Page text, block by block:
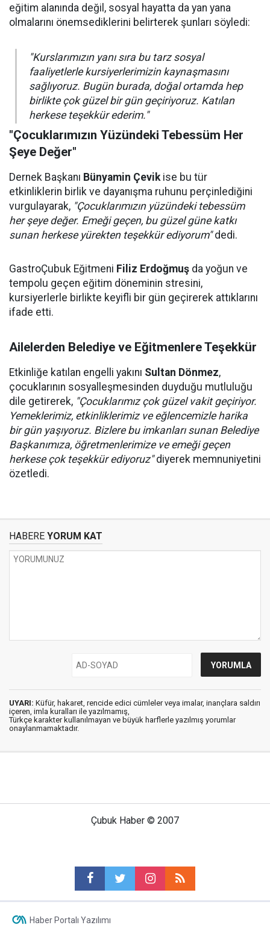
eğitim alanında değil, sosyal hayatta da yan yana
olmalarını önemsediklerini belirterek şunları söyledi:
"Kurslarımızın yanı sıra bu tarz sosyal
faaliyetlerle kursiyerlerimizin kaynaşmasını
sağlıyoruz. Bugün burada, doğal ortamda hep
birlikte çok güzel bir gün geçiriyoruz. Katılan
herkese teşekkür ederim."
"Çocuklarımızın Yüzündeki Tebessüm Her
Şeye Değer"
Dernek Başkanı Bünyamin Çevikise bu tür
etkinliklerin birlik ve dayanışma ruhunu perçinlediğini
vurgulayarak, "Çocuklarımızın yüzündeki tebessüm
her şeye değer. Emeği geçen, bu güzel güne katkı
sunan herkese yürekten teşekkür ediyorum"dedi.
GastroÇubuk Eğitmeni Filiz Erdoğmuş da yoğun ve
tempolu geçen eğitim döneminin stresini,
kursiyerlerle birlikte keyifli bir gün geçirerek attıklarını
ifade etti.
Ailelerden Belediye ve Eğitmenlere Teşekkür
Etkinliğe katılan engelli yakını Sultan Dönmez,
çocuklarının sosyalleşmesinden duyduğu mutluluğu
dile getirerek, "Çocuklarımız çok güzel vakit geçiriyor.
Yemeklerimiz, etkinliklerimiz ve eğlencemizle harika
bir gün yaşıyoruz. Bizlere bu imkanları sunan Belediye
Başkanımıza, öğretmenlerimize ve emeği geçen
herkese çok teşekkür ediyoruz"diyerek memnuniyetini
özetledi.
HABERE YORUM KAT
UYARI: Küfür, hakaret, rencide edici cümleler veya imalar, inançlara saldırı
içeren, imla kuralları ile yazılmamış,
Türkçe karakter kullanılmayan ve büyük harflerle yazılmış yorumlar
onaylanmamaktadır.
Çubuk Haber © 2007
Haber Portalı Yazılımı